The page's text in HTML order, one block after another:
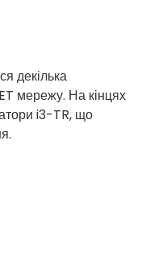
декілька
мережу. На кінцях
i3-TR, що